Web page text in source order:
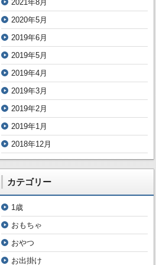
2021年8月
2020年5月
2019年6月
2019年5月
2019年4月
2019年3月
2019年2月
2019年1月
2018年12月
カテゴリー
1歳
おもちゃ
おやつ
お出掛け